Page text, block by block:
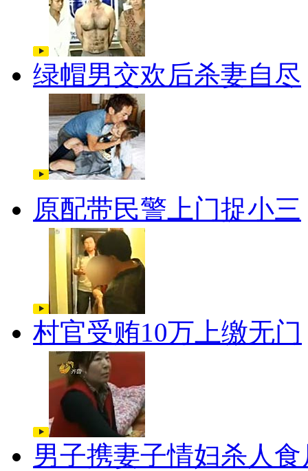
绿帽男交欢后杀妻自尽
原配带民警上门捉小三
村官受贿10万上缴无门
男子携妻子情妇杀人食